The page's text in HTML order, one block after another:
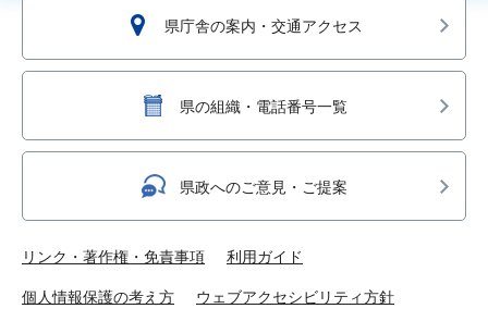
県庁舎の案内・交通アクセス
県の組織・電話番号一覧
県政へのご意見・ご提案
リンク・著作権・免責事項 利用ガイド
個人情報保護の考え方 ウェブアクセシビリティ方針